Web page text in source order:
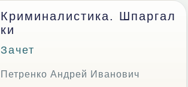
Криминалистика. Шпаргал
Ки
Зачет
Петренко Андрей Иванович